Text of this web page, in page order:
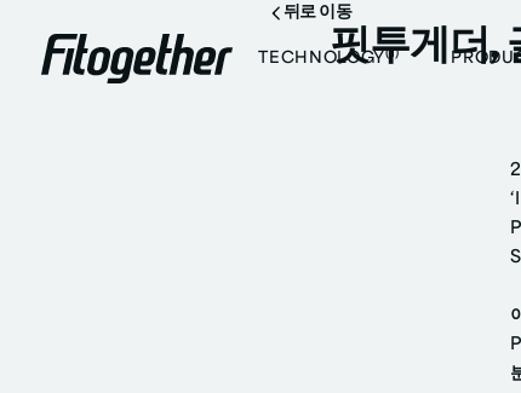
TECHNOLOGY (1)
뒤로 이동
핏투게더,